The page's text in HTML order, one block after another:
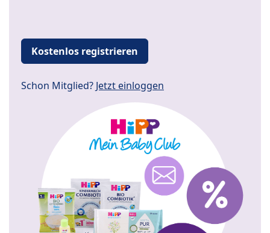
Kostenlos registrieren
Schon Mitglied? Jetzt einloggen